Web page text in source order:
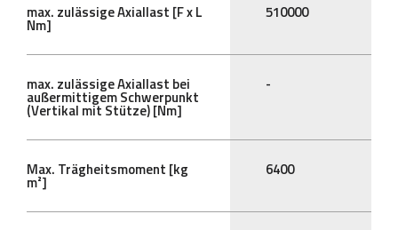
max. zulässige Axiallast [F x L
Nm]
510000
max. zulässige Axiallast bei
außermittigem Schwerpunkt
(Vertikal mit Stütze) [Nm]
-
Max. Trägheitsmoment [kg
m²]
6400